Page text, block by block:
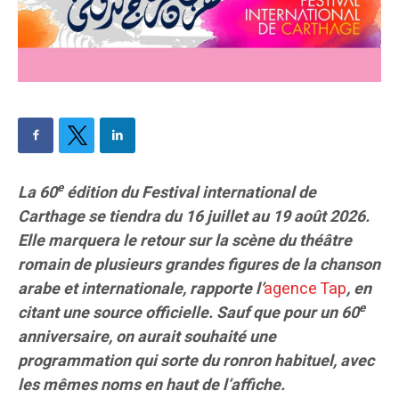
La 60eédition du Festival international de
Carthage se tiendra du 16 juillet au 19 août 2026.
Elle marquera le retour sur la scène du théâtre
romain de plusieurs grandes figures de la chanson
arabe et internationale, rapporte l’agence Tap, en
citant une source officielle. Sauf que pour un 60e
anniversaire, on aurait souhaité une
programmation qui sorte du ronron habituel, avec
les mêmes noms en haut de l’affiche.